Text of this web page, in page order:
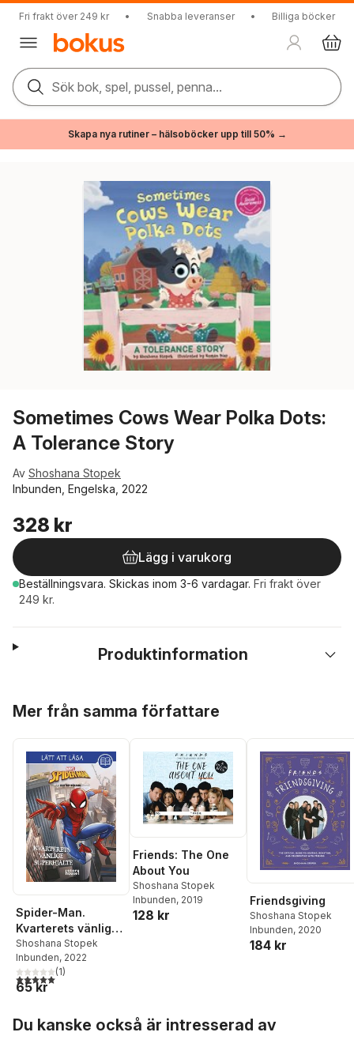
Fri frakt över 249 kr • Snabba leveranser • Billiga böcker
Sök bok, spel, pussel, penna...
Skapa nya rutiner – hälsoböcker upp till 50% →
Sometimes Cows Wear Polka Dots:
A Tolerance Story
Av Shoshana Stopek
Inbunden, Engelska, 2022
328 kr
Lägg i varukorg
Beställningsvara. Skickas inom 3-6 vardagar. Fri frakt över
249 kr.
Produktinformation
Mer från samma författare
Spider-Man.
Kvarterets vänlige
superhjälte
Shoshana Stopek
Inbunden, 2022
5,0utav 5 stjärnor. Totalt antal röster:
(1)
65 kr
Friends: The One
About You
Shoshana Stopek
Inbunden, 2019
128 kr
Friendsgiving
Shoshana Stopek
Inbunden, 2020
184 kr
Du kanske också är intresserad av